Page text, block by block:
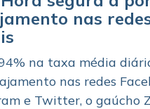
nas
na taxa média
nas redes
e Twitter, o gaúcho